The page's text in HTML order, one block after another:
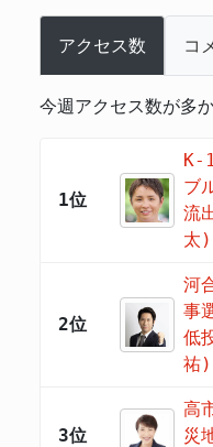
アクセス数 コ
今週アクセス数が多
1位
K-
ブ
流
太)
2位
河
事
低
祐)
3位
高
災